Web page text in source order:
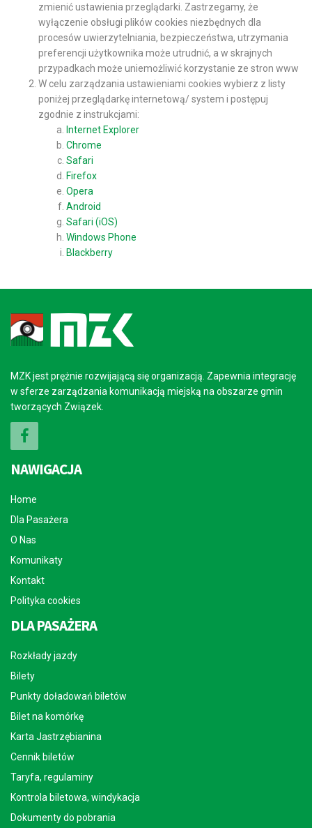
zmienić ustawienia przeglądarki. Zastrzegamy, że
wyłączenie obsługi plików cookies niezbędnych dla
procesów uwierzytelniania, bezpieczeństwa, utrzymania
preferencji użytkownika może utrudnić, a w skrajnych
przypadkach może uniemożliwić korzystanie ze stron www
W celu zarządzania ustawieniami cookies wybierz z listy
poniżej przeglądarkę internetową/ system i postępuj
zgodnie z instrukcjami:
Internet Explorer
Chrome
Safari
Firefox
Opera
Android
Safari (iOS)
Windows Phone
Blackberry
MZK jest prężnie rozwijającą się organizacją. Zapewnia integrację
w sferze zarządzania komunikacją miejską na obszarze gmin
tworzących Związek.
NAWIGACJA
Home
Dla Pasażera
O Nas
Komunikaty
Kontakt
Polityka cookies
DLA PASAŻERA
Rozkłady jazdy
Bilety
Punkty doładowań biletów
Bilet na komórkę
Karta Jastrzębianina
Cennik biletów
Taryfa, regulaminy
Kontrola biletowa, windykacja
Dokumenty do pobrania